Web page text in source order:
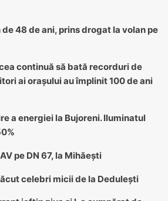
de 48 de ani, prins drogat la volan pe
continuă să bată recorduri de
ai orașului au împlinit 100 de ani
a energiei la Bujoreni. Iluminatul
pe DN 67, la Mihăești
celebri micii de la Dedulești